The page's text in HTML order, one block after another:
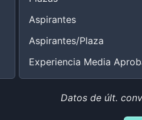
Aspirantes
Aspirantes/Plaza
Experiencia Media
Datos de últ.